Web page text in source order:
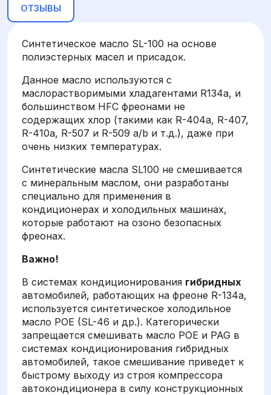
ОТЗЫВЫ
Cинтетическое масло SL-100 на основе
полиэстерных масел и присадок.
Данное масло используются с
маслорастворимыми хладагентами R134a, и
большинством HFС фреонами не
содержащих хлор (такими как R-404а, R-407,
R-410а, R-507 и R-509 а/b и т.д.), даже при
очень низких температурах.
Синтетические масла SL100 не смешивается
с минеральным маслом, они разработаны
специально для применения в
кондиционерах и холодильных машинах,
которые работают на озоно безопасных
фреонах.
Важно!
В системах кондиционирования гибридных
автомобилей, работающих на фреоне R-134а,
используется синтетическое холодильное
масло POE (SL-46 и др.). Категорически
запрещается смешивать масло POE и PAG в
системах кондиционирования гибридных
автомобилей, такое смешивание приведет к
быстрому выходу из строя компрессора
автокондиционера в силу конструкционных